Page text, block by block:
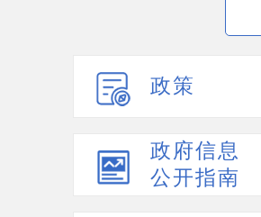
政策
政府信息
公开指南